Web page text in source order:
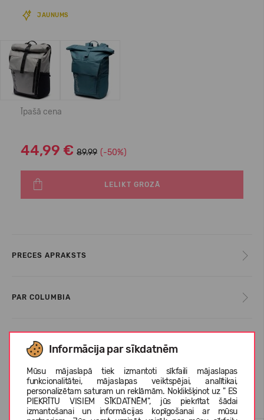
Informācija par sīkdatnēm
Mūsu mājaslapā tiek izmantoti sīkfaili mājaslapas
funkcionalitātei, mājaslapas veiktspējai, analītikai,
personalizētam saturam un reklāmām. Noklikšķinot uz " ES
PIEKRĪTU VISIEM SĪKDATNĒM", jūs piekrītat šādai
izmantošanai un informācijas kopīgošanai ar mūsu
JAUNUMS
Īpašā cena
44,99 € 89.99 (-50%)
LELIKT GROZĀ
PRECES APRAKSTS
PAR COLUMBIA
KLIENTU ATSAUKSMES (0)
Līdzīgas preces